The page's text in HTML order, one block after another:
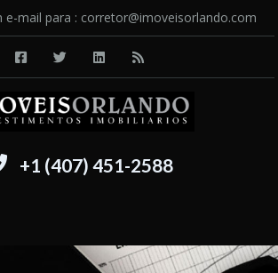
e-mail para : corretor@imoveisorlando.com
+1 (407) 451-2588